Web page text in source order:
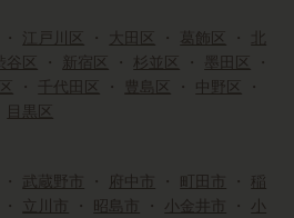
・ 江戸川区 ・ 大田区 ・ 葛飾区 ・
北
渋谷区 ・ 新宿区 ・ 杉並区 ・ 墨田区
・
・ 千代田区 ・ 豊島区 ・ 中野区
・
目黒区
・ 武蔵野市 ・ 府中市 ・ 町田市 ・
稲
・ 立川市 ・ 昭島市 ・ 小金井市 ・ 小